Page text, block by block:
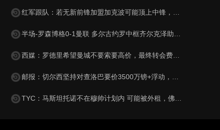
红军跟队：若无新前锋加盟加克波可能顶上中锋，或维尔茨踢伪九
半场-罗森博格0-1曼联 多尔古约罗中框齐尔克泽助攻莱西破门
西媒：罗德里希望曼城不要索要高价，最终转会费定为4500万+500万
邮报：切尔西坚持对查洛巴要价3500万镑+浮动，科莫将提高报价
TYC：马斯坦托诺不在穆帅计划内 可能被外租，佛罗伦萨最有可能